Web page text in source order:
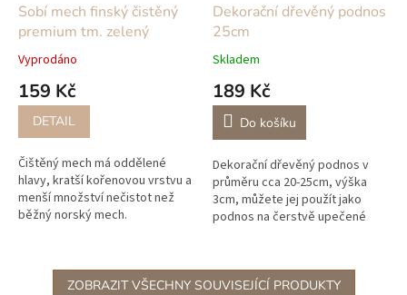
Sobí mech finský čistěný
premium tm. zelený
Vyprodáno
159 Kč
DETAIL
Čištěný mech má oddělené
hlavy, kratší kořenovou vrstvu a
menší množství nečistot než
běžný norský mech.
Dekorační dřevěný podnos
25cm
Skladem
189 Kč
Do košíku
Dekorační dřevěný podnos v
průměru cca 20-25cm, výška
3cm, můžete jej použít jako
podnos na čerstvě upečené
jinou dekoraci.
ZOBRAZIT VŠECHNY SOUVISEJÍCÍ PRODUKTY